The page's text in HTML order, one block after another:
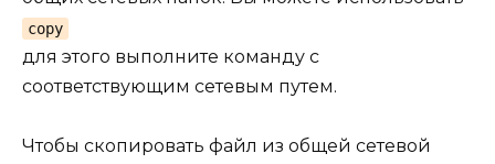
copy
для этого выполните команду с
соответствующим сетевым путем.
Чтобы скопировать файл из общей сетевой